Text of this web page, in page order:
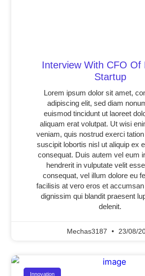
Interview With CFO Of
Startup
Lorem ipsum dolor sit amet,
adipiscing elit, sed diam
euismod tincidunt ut laoreet
aliquam erat volutpat. Ut wisi
veniam, quis nostrud exerci
suscipit lobortis nisl ut aliquip ex
consequat. Duis autem vel eum
hendrerit in vulputate velit
consequat, vel illum dolore eu
facilisis at vero eros et
dignissim qui blandit praesent
delenit.
Mechas3187 23/08/
Innovation